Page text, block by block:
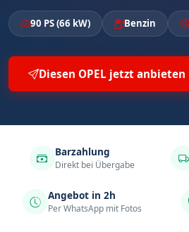
90 PS (66 kW) Benzin
Diesen OPEL jetzt anbieten
Barzahlung
Direkt bei Übergabe
Angebot in 2h
Per WhatsApp mit Fotos